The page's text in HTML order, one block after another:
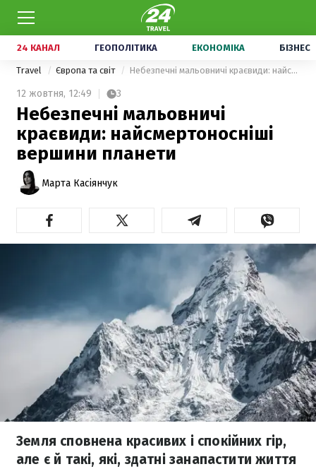
24 КАНАЛ ГЕОПОЛІТИКА ЕКОНОМІКА БІЗНЕС
Travel Європа та світ Небезпечні мальовничі краєвиди: найсмертоносніші вершини планети
12 жовтня, 12:49 3
Небезпечні мальовничі
краєвиди: найсмертоносніші
вершини планети
Марта Касіянчук
Земля сповнена красивих і спокійних гір,
але є й такі, які, здатні занапастити життя